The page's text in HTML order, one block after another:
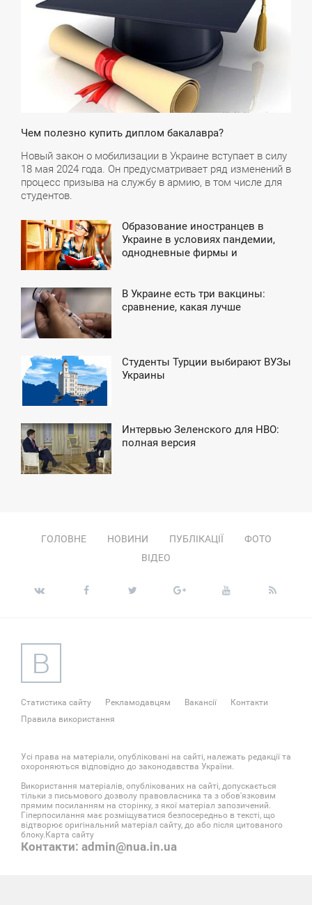
Чем полезно купить диплом бакалавра?
Новый закон о мобилизации в Украине вступает в силу
18 мая 2024 года. Он предусматривает ряд изменений в
процесс призыва на службу в армию, в том числе для
студентов.
Образование иностранцев в
Украине в условиях пандемии,
однодневные фирмы и
В Украине есть три вакцины:
сравнение, какая лучше
Студенты Турции выбирают ВУЗы
Украины
Интервью Зеленского для HBO:
полная версия
ГОЛОВНЕ НОВИНИ ПУБЛІКАЦІЇ
ФОТО
ВІДЕО
Статистика сайту Рекламодавцям Вакансії
Контакти
Правила використання
Усі права на матеріали, опубліковані на сайті, належать редакції та
охороняються відповідно до законодавства України.
Використання матеріалів, опублікованих на сайті, допускається
тільки з письмового дозволу правовласника та з обов'язковим
прямим посиланням на сторінку, з якої матеріал запозичений.
Гіперпосилання має розміщуватися безпосередньо в тексті, що
відтворює оригінальний матеріал сайту, до або після цитованого
блоку. Карта сайту
Контакти: admin@nua.in.ua